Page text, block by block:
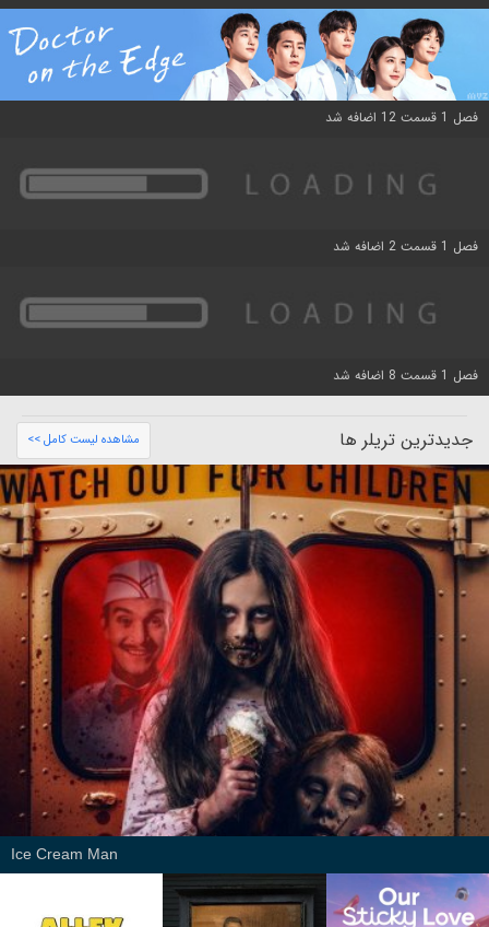
فصل 1 قسمت 12 اضافه شد
فصل 1 قسمت 2 اضافه شد
فصل 1 قسمت 8 اضافه شد
جدیدترین تریلر ها مشاهده لیست کامل >>
Ice Cream Man